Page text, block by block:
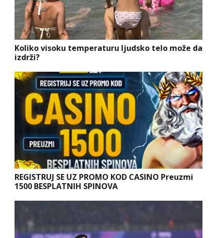
Koliko visoku temperaturu ljudsko telo može da
izdrži?
REGISTRUJ SE UZ PROMO KOD CASINO Preuzmi
1500 BESPLATNIH SPINOVA